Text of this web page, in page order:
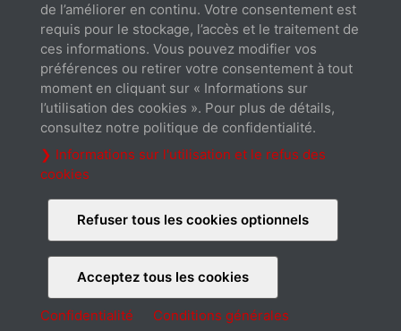
Fiche technique
Téléchargement
Guide d'installation
Téléchargement
A propos de nous Contact Extension de garantie
de l’améliorer en continu. Votre consentement est
requis pour le stockage, l’accès et le traitement de
ces informations. Vous pouvez modifier vos
préférences ou retirer votre consentement à tout
moment en cliquant sur « Informations sur
l’utilisation des cookies ». Pour plus de détails,
consultez notre politique de confidentialité.
❯ Informations sur l'utilisation et le refus des
cookies
Refuser tous les cookies optionnels
Acceptez tous les cookies
Confidentialité Conditions générales